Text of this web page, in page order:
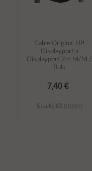
Cable Original HP
Displayport a
Displayport 2m M/M /
Bulk
7,40 €
Stocks (0)